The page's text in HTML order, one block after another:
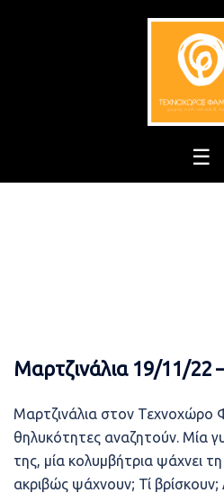
Μαρτζινάλια 19/11/22
Μαρτζινάλια στον Τεχνοχώρο
θηλυκότητες αναζητούν. Μία
της, μία κολυμβήτρια ψάχνει
ακριβώς ψάχνουν; Τί